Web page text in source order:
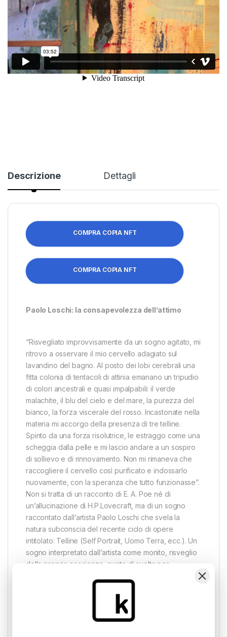
Descrizione Dettagli
COMPRA COPIA NFT
COMPRA COPIA NFT
Paolo Loschi: la consapevolezza dell’attimo
“Risvegliato improvvisamente da un sogno agitato, mi
ritrovo a osservare il mio cervello adagiato sul
lavandino del bagno. Al posto dei lobi cerebrali una
fitta colonia di tentacoli di attinia emanano un tripudio
di colori ancestrali e quasi impalpabili: il verde
malachite, il blu del cielo e del mare, la purezza del
bianco, la forza viscerale del rosso. Incastonate nella
materia mi accorgo della presenza di tre telline.
Spinto da una forza risolutrice, le estraggo come una
scheggia dalla pelle e mi lascio andare a un sospiro
di sollievo e di rinnovamento. Non mi rimaneva che
raccogliere il cervello così purificato e indossarlo
nuovamente, con la speranza che tutto funzionasse”.
Non si tratta di un racconto di E. A. Poe né di
un’allucinazione di H.P.Lovecraft, ma di un sogno
raccontato dall’artista Paolo Loschi che svela la
natura subconscia del recente ciclo di opere
intitolato: Telline (Self Portrait, Uomo Terra, ecc.). Un
sogno interpretato dall’artista come monito, risveglio
della propria coscienza, punto di svolta per
metodica. Una rivelazione che libera le forze sepolte
dell’interiorità e le riversa di getto sul foglio di carta in
una sorta di automatismo psichico dal sapore